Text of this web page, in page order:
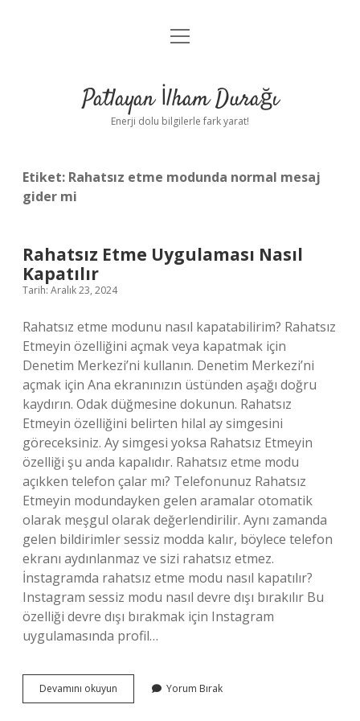
Anasayfa
Yasal Uyarı
menüyü
Patlayan İlham Durağı
Enerji dolu bilgilerle fark yarat!
Etiket: Rahatsız etme modunda normal mesaj
gider mi
Rahatsız Etme Uygulaması Nasıl
Kapatılır
Tarih: Aralık 23, 2024
Rahatsız etme modunu nasıl kapatabilirim? Rahatsız
Etmeyin özelliğini açmak veya kapatmak için
Denetim Merkezi’ni kullanın. Denetim Merkezi’ni
açmak için Ana ekranınızın üstünden aşağı doğru
kaydırın. Odak düğmesine dokunun. Rahatsız
Etmeyin özelliğini belirten hilal ay simgesini
göreceksiniz. Ay simgesi yoksa Rahatsız Etmeyin
özelliği şu anda kapalıdır. Rahatsız etme modu
açıkken telefon çalar mı? Telefonunuz Rahatsız
Etmeyin modundayken gelen aramalar otomatik
olarak meşgul olarak değerlendirilir. Aynı zamanda
gelen bildirimler sessiz modda kalır, böylece telefon
ekranı aydınlanmaz ve sizi rahatsız etmez.
İnstagramda rahatsız etme modu nasıl kapatılır?
Instagram sessiz modu nasıl devre dışı bırakılır Bu
özelliği devre dışı bırakmak için Instagram
uygulamasında profil…
Devamını okuyun Rahatsız
Etme
Yorum Bırak